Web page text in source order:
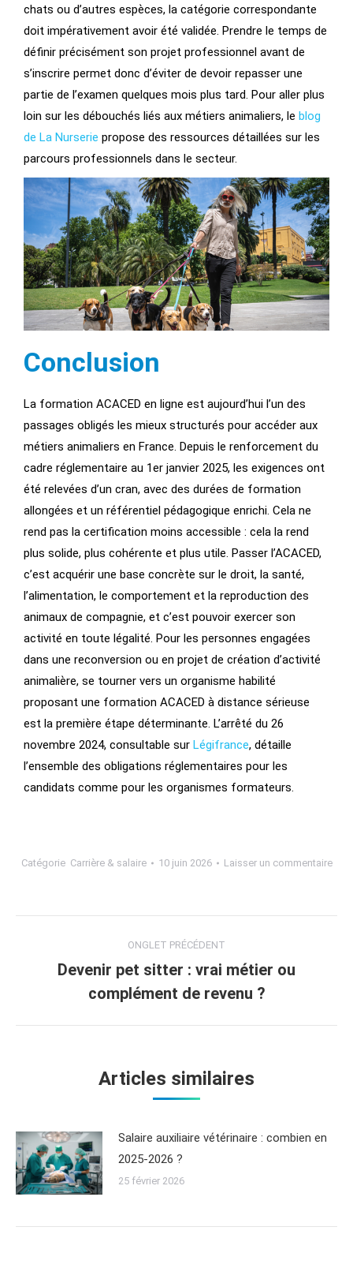
chats ou d’autres espèces, la catégorie correspondante
doit impérativement avoir été validée. Prendre le temps de
définir précisément son projet professionnel avant de
s’inscrire permet donc d’éviter de devoir repasser une
partie de l’examen quelques mois plus tard. Pour aller plus
loin sur les débouchés liés aux métiers animaliers, le blog
de La Nurserie propose des ressources détaillées sur les
parcours professionnels dans le secteur.
Conclusion
La formation ACACED en ligne est aujourd’hui l’un des
passages obligés les mieux structurés pour accéder aux
métiers animaliers en France. Depuis le renforcement du
cadre réglementaire au 1er janvier 2025, les exigences ont
été relevées d’un cran, avec des durées de formation
allongées et un référentiel pédagogique enrichi. Cela ne
rend pas la certification moins accessible : cela la rend
plus solide, plus cohérente et plus utile. Passer l’ACACED,
c’est acquérir une base concrète sur le droit, la santé,
l’alimentation, le comportement et la reproduction des
animaux de compagnie, et c’est pouvoir exercer son
activité en toute légalité. Pour les personnes engagées
dans une reconversion ou en projet de création d’activité
animalière, se tourner vers un organisme habilité
proposant une formation ACACED à distance sérieuse
est la première étape déterminante. L’arrêté du 26
novembre 2024, consultable sur Légifrance, détaille
l’ensemble des obligations réglementaires pour les
candidats comme pour les organismes formateurs.
Catégorie Carrière & salaire 10 juin 2026 Laisser un commentaire
ONGLET PRÉCÉDENT
Devenir pet sitter : vrai métier ou
complément de revenu ?
Articles similaires
Salaire auxiliaire vétérinaire : combien en
2025-2026 ?
25 février 2026